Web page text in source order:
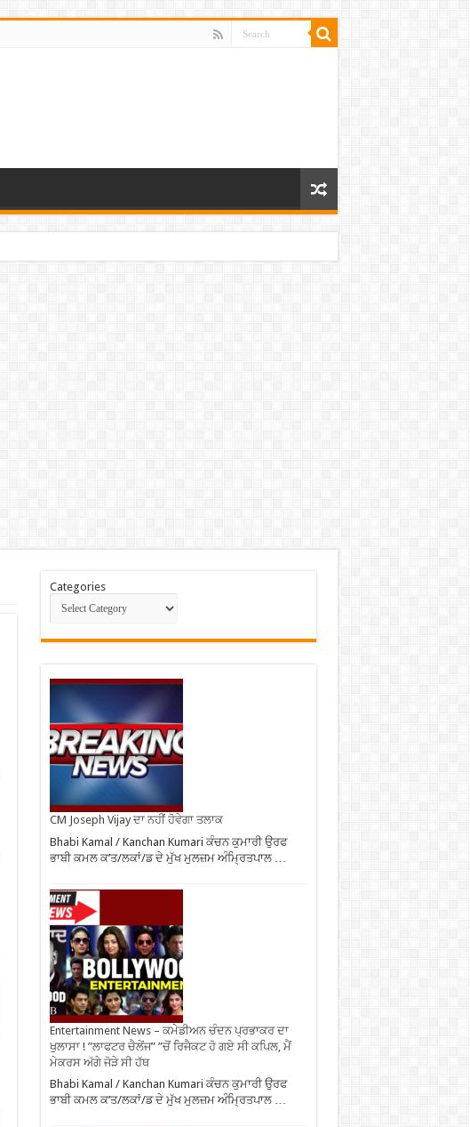
Categories
CM Joseph Vijay ਦਾ ਨਹੀਂ ਹੋਵੇਗਾ ਤਲਾਕ
Bhabi Kamal / Kanchan Kumari ਕੰਚਨ ਕੁਮਾਰੀ ਉਰਫ
ਭਾਬੀ ਕਮਲ ਕ’ਤ/ਲਕਾਂ/ਡ ਦੇ ਮੁੱਖ ਮੁਲਜ਼ਮ ਅੰਮ੍ਰਿਤਪਾਲ …
Entertainment News – ਕਮੇਡੀਅਨ ਚੰਦਨ ਪ੍ਰਭਾਕਰ ਦਾ
ਖੁਲਾਸਾ ! ”ਲਾਫਟਰ ਚੈਲੇਂਜ” ”ਚੋਂ ਰਿਜੈਕਟ ਹੋ ਗਏ ਸੀ ਕਪਿਲ, ਮੈਂ
ਮੇਕਰਸ ਅੱਗੇ ਜੋੜੇ ਸੀ ਹੱਥ
Bhabi Kamal / Kanchan Kumari ਕੰਚਨ ਕੁਮਾਰੀ ਉਰਫ
ਭਾਬੀ ਕਮਲ ਕ’ਤ/ਲਕਾਂ/ਡ ਦੇ ਮੁੱਖ ਮੁਲਜ਼ਮ ਅੰਮ੍ਰਿਤਪਾਲ …